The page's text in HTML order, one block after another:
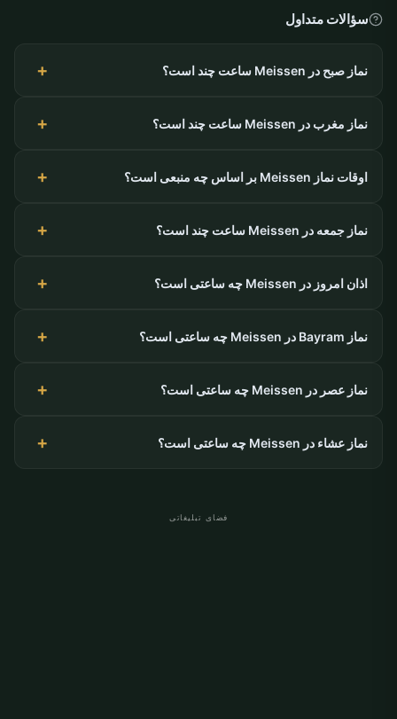
سؤالات متداول
نماز صبح در Meissen ساعت چند است؟
نماز مغرب در Meissen ساعت چند است؟
اوقات نماز Meissen بر اساس چه منبعی است؟
نماز جمعه در Meissen ساعت چند است؟
اذان امروز در Meissen چه ساعتی است؟
نماز Bayram در Meissen چه ساعتی است؟
نماز عصر در Meissen چه ساعتی است؟
نماز عشاء در Meissen چه ساعتی است؟
فضای تبلیغاتی